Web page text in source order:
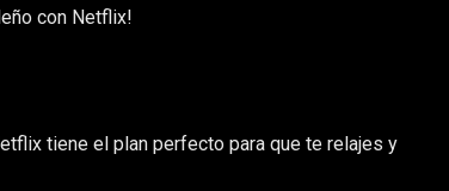
con Netflix!
tiene el plan perfecto para que te relajes y